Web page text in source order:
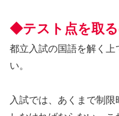
◆テスト点を取
都立入試の国語を解く
い。
入試では、あくまで制